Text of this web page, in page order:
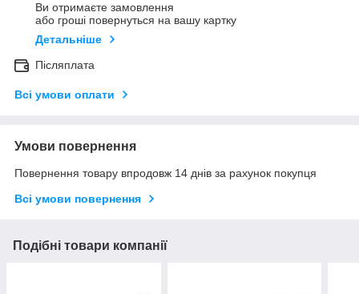
Ви отримаєте замовлення
або гроші повернуться на вашу картку
Детальніше
Післяплата
Всі умови оплати
Умови повернення
Повернення товару впродовж 14 днів за рахунок покупця
Всі умови повернення
Подібні товари компанії